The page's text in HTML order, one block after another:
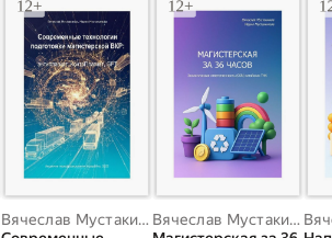
,Мария Мустакимова
Вячеслав Мустакимов ,Мария Мустакимова
Вячеслав Мустакимов ,